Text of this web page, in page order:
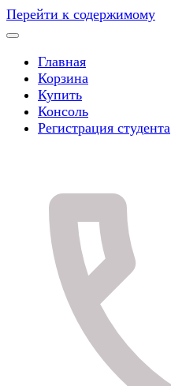
Перейти к содержимому
Главная
Корзина
Купить
Консоль
Регистрация студента